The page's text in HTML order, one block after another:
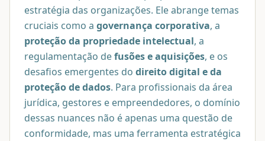
estratégia das organizações. Ele abrange temas
cruciais como a governança corporativa, a
proteção da propriedade intelectual, a
regulamentação defusões e aquisições, e os
desafios emergentes do direito digital e da
proteção de dados. Para profissionais da área
jurídica, gestores e empreendedores, o domínio
dessas nuances não é apenas uma questão de
conformidade, mas uma ferramenta estratégica